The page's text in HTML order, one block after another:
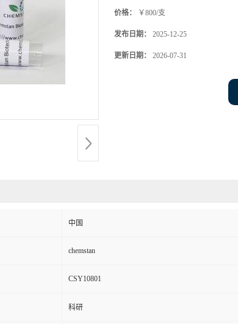
价格： ￥800/支
发布日期： 2025-12-25
更新日期： 2026-07-31
中国
chemstan
CSY10801
科研